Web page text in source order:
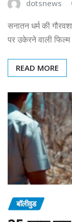
dotsnews
सनातन धर्म की
पर उकेरने वाली फिल्म
READ MORE
बॉलीवुड